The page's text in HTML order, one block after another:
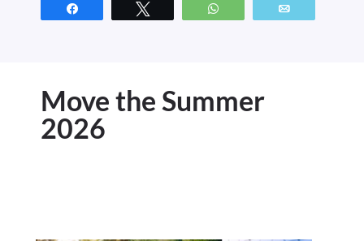
WhatsApp
Move the Summer
2026